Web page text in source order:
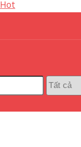
Hot